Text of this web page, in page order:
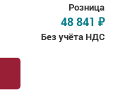
Розница
48 841 ₽
Без учёта НДС